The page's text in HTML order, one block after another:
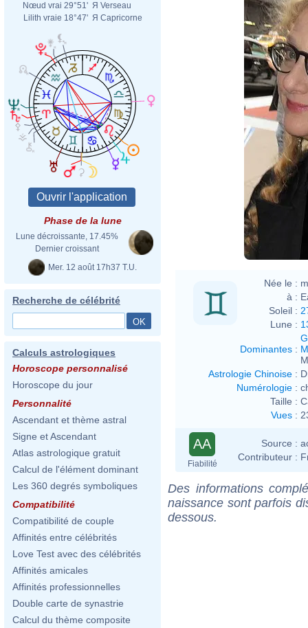
Nœud vrai 29°51' Я Verseau
Lilith vraie 18°47' Я Capricorne
Phase de la lune
Lune décroissante, 17.45%
Dernier croissant
Mer. 12 août 17h37 T.U.
Recherche de célébrité
Calculs astrologiques
Horoscope personnalisé
Horoscope du jour
Personnalité
Ascendant et thème astral
Signe et Ascendant
Atlas astrologique gratuit
Calcul de l'élément dominant
Les 360 degrés symboliques
Compatibilité
Compatibilité de couple
Affinités entre célébrités
Love Test avec des célébrités
Affinités amicales
Affinités professionnelles
Double carte de synastrie
Calcul du thème composite
Née le :
à :
Soleil :
Lune :
Dominantes :
Astrologie Chinoise :
Numérologie :
Taille :
Vues :
AA
Fiabilité
Source :
Contributeur :
Des informations
naissance sont parfois
dessous.